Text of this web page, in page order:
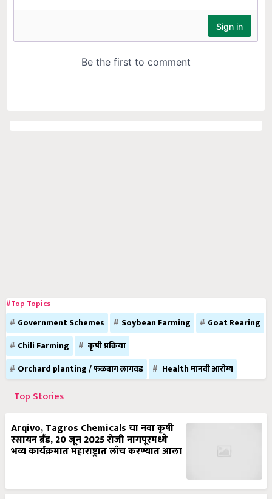
#Top Topics
Government Schemes Soybean Farming
Goat Rearing
Chili Farming
कृषी प्रक्रिया
Orchard planting / फळबाग लागवड
Health मानवी आरोग्य
Top Stories
Arqivo, Tagros Chemicals चा नवा कृषी
रसायन ब्रँड, 20 जून 2025 रोजी नागपूरमध्ये
भव्य कार्यक्रमात महाराष्ट्रात लाँच करण्यात आला